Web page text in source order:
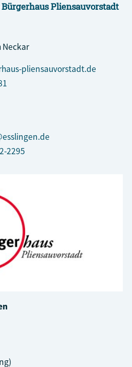
Pliensauvorstadt
Neckar
pliensauvorstadt.de
2295